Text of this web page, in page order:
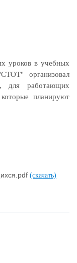
уроков в учебных
организовал
для работающих
планируют
(скачать)